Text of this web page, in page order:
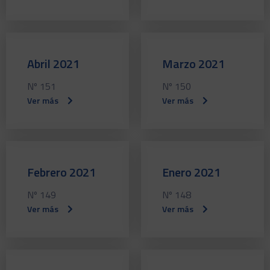
Abril 2021
Nº 151
Ver más
Marzo 2021
Nº 150
Ver más
Febrero 2021
Nº 149
Ver más
Enero 2021
Nº 148
Ver más